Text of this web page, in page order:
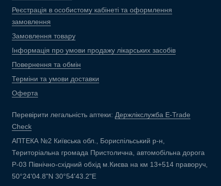
Реєстрація в особистому кабінеті та оформлення
замовлення
Замовлення товару
Інформація про умови продажу лікарських засобів
Повернення та обмін
Терміни та умови доставки
Оферта
Перевірити легальність аптеки: Держлікслужба E-Trade
Check
АПТЕКА №2 Київська обл., Бориспільський р-н,
Територіальна громада Пристолична, автомобільна дорога
Р-03 Північно-східний обхід м.Києва на км 13+514 праворуч,
50°24'04.8"N 30°54'43.2"E